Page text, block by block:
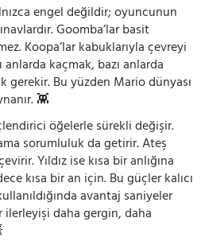
engel değildir; oyuncunun
Goomba’lar basit
Koopa’lar kabuklarıyla çevreyi
kaçmak, bazı anlarda
gerekir. Bu yüzden Mario dünyası
👾
öğelerle sürekli değişir.
sorumluluk da getirir. Ateş
Yıldız ise kısa bir anlığına
kısa bir an için. Bu güçler kalıcı
avantaj saniyeler
daha gergin, daha